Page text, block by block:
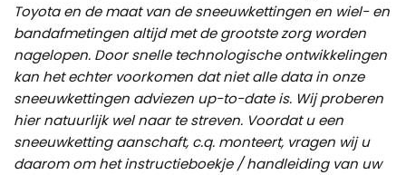
Toyota en de maat van de sneeuwkettingen en wiel- en
bandafmetingen altijd met de grootste zorg worden
nagelopen. Door snelle technologische ontwikkelingen
kan het echter voorkomen dat niet alle data in onze
sneeuwkettingen adviezen up-to-date is. Wij proberen
hier natuurlijk wel naar te streven. Voordat u een
sneeuwketting aanschaft, c.q. monteert, vragen wij u
daarom om het instructieboekje / handleiding van uw